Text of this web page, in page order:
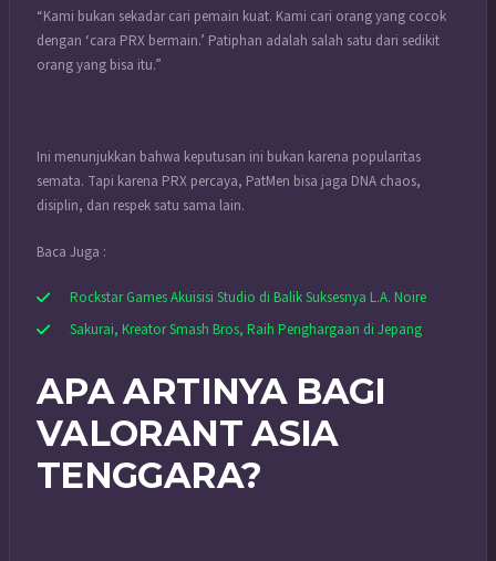
“Kami bukan sekadar cari pemain kuat. Kami cari orang yang cocok
dengan ‘cara PRX bermain.’ Patiphan adalah salah satu dari sedikit
orang yang bisa itu.”
Ini menunjukkan bahwa keputusan ini bukan karena popularitas
semata. Tapi karena PRX percaya, PatMen bisa jaga DNA chaos,
disiplin, dan respek satu sama lain.
Baca Juga :
Rockstar Games Akuisisi Studio di Balik Suksesnya L.A. Noire
Sakurai, Kreator Smash Bros, Raih Penghargaan di Jepang
APA ARTINYA BAGI
VALORANT ASIA
TENGGARA?